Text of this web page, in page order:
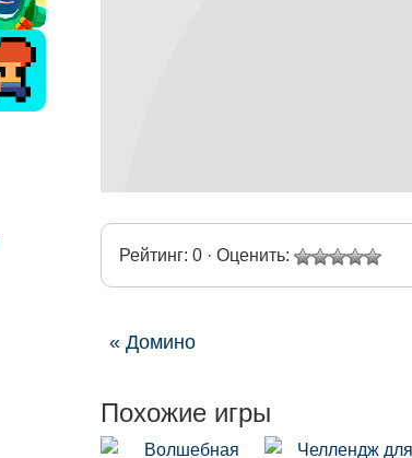
Рейтинг: 0 · Оценить:
« Домино
Похожие игры